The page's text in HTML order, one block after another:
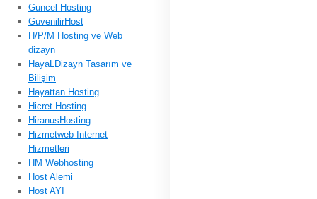
Guncel Hosting
GuvenilirHost
H/P/M Hosting ve Web
dizayn
HayaLDizayn Tasarım ve
Bilişim
Hayattan Hosting
Hicret Hosting
HiranusHosting
Hizmetweb Internet
Hizmetleri
HM Webhosting
Host Alemi
Host AYI